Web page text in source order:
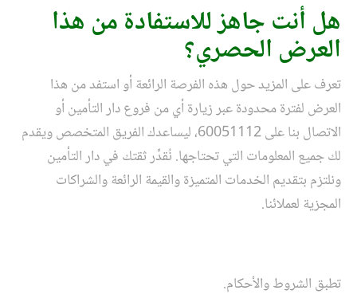
هل أنت جاهز للاستفادة من هذا
العرض الحصري؟
تعرف على المزيد حول هذه الفرصة الرائعة أو استفد من هذا
العرض لفترة محدودة عبر زيارة أي من فروع دار التأمين أو
الاتصال بنا على 60051112، ليساعدك الفريق المتخصص ويقدم
لك جميع المعلومات التي تحتاجها. نُقدِّر ثقتك في دار التأمين
ونلتزم بتقديم الخدمات المتميزة والقيمة الرائعة والشراكات
المجزية لعملائنا.
تطبق الشروط والأحكام.